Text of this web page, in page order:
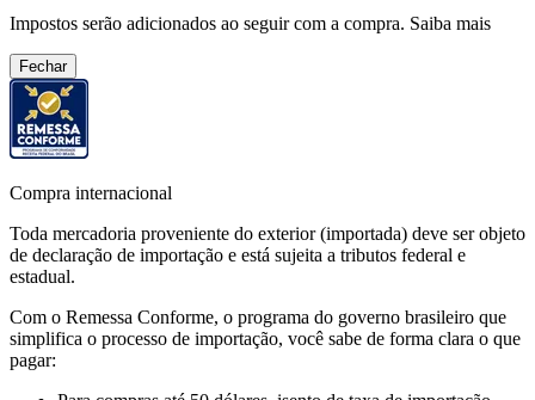
Impostos serão adicionados ao seguir com a compra. Saiba mais
Fechar
Compra internacional
Toda mercadoria proveniente do exterior (importada) deve ser objeto
de declaração de importação e está sujeita a tributos federal e
estadual.
Com o Remessa Conforme, o programa do governo brasileiro que
simplifica o processo de importação, você sabe de forma clara o que
pagar: